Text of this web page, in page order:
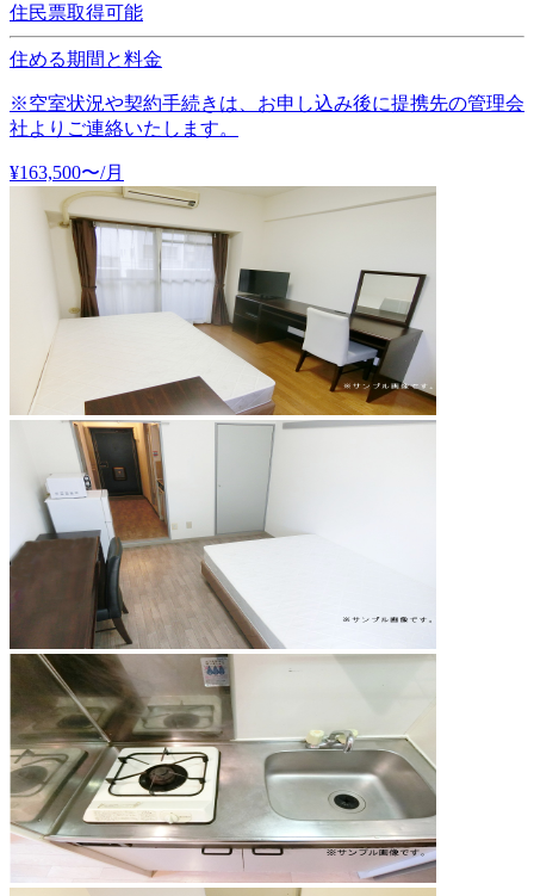
住民票取得可能
住める期間と料金
※空室状況や契約手続きは、お申し込み後に提携先の管理会
社よりご連絡いたします。
¥163,500〜/月